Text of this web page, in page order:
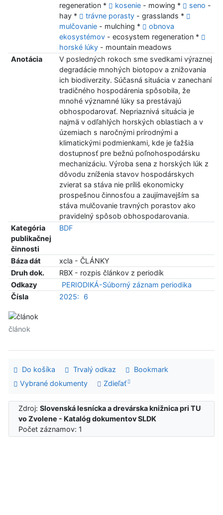
regeneration *
kosenie- mowing * seno -
hay *
trávne porasty- grasslands *
mulčovanie- mulching *
obnova
ekosystémov- ecosystem regeneration *
horské lúky- mountain meadows
Anotácia
V posledných rokoch sme svedkami výraznej
degradácie mnohých biotopov a znižovania
ich biodiverzity. Súčasná situácia v zanechaní
tradičného hospodárenia spôsobila, že
mnohé významné lúky sa prestávajú
obhospodarovať. Nepriaznivá situácia je
najmä v odľahlých horských oblastiach a v
územiach s naročnými prírodnými a
klimatickými podmienkami, kde je ťažšia
dostupnosť pre bežnú poľnohospodársku
mechanizáciu. Výroba sena z horských lúk z
dôvodu zníženia stavov hospodárskych
zvierat sa stáva nie príliš ekonomicky
prospešnou činnosťou a zaujímavejším sa
stáva mulčovanie travných porastov ako
pravidelný spôsob obhospodarovania.
Kategória
publikačnej
činnosti
BDF
Báza dát
xcla - ČLÁNKY
Druh dok.
RBX - rozpis článkov z periodík
Odkazy
PERIODIKÁ-Súborný záznam periodika
Čísla
2025: 6
článok
Do košíka Trvalý odkaz
Bookmark
Vybrané dokumenty
Zdieľať
Zdroj:Slovenská lesnícka a drevárska knižnica pri TU
vo Zvolene - Katalóg dokumentov SLDK
Počet záznamov: 1